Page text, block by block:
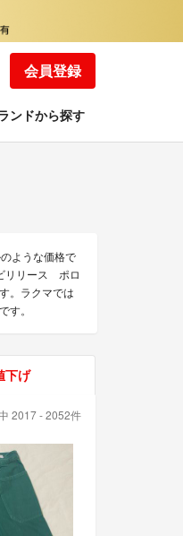
会員登録
ンドから探す
ような価格で
リリース ポロ
。ラクマでは
。
下げ
2017 - 2052件